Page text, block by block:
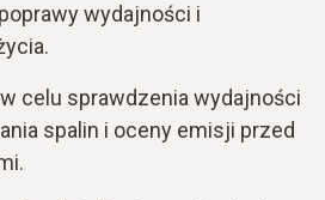
wydajności i
celu sprawdzenia wydajności
spalin i oceny emisji przed